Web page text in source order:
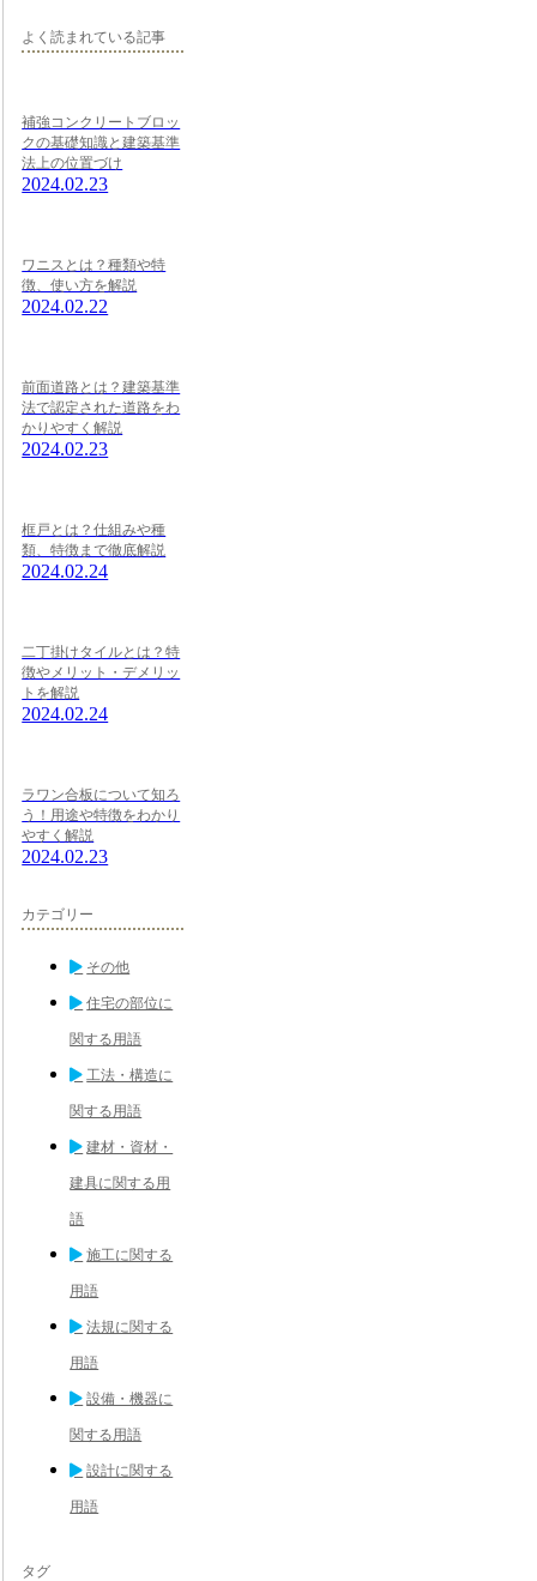
よく読まれている記事
補強コンクリートブロッ
クの基礎知識と建築基準
法上の位置づけ
2024.02.23
ワニスとは？種類や特
徴、使い方を解説
2024.02.22
前面道路とは？建築基準
法で認定された道路をわ
かりやすく解説
2024.02.23
框戸とは？仕組みや種
類、特徴まで徹底解説
2024.02.24
二丁掛けタイルとは？特
徴やメリット・デメリッ
トを解説
2024.02.24
ラワン合板について知ろ
う！用途や特徴をわかり
やすく解説
2024.02.23
カテゴリー
その他
住宅の部位に
関する用語
工法・構造に
関する用語
建材・資材・
建具に関する用
語
施工に関する
用語
法規に関する
用語
設備・機器に
関する用語
設計に関する
用語
タグ